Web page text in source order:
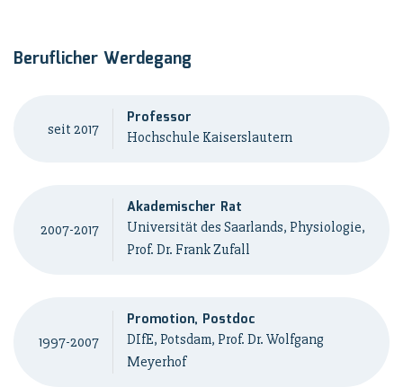
Beruflicher Werdegang
seit 2017
Professor
Hochschule Kaiserslautern
2007-2017
Akademischer Rat
Universität des Saarlands, Physiologie,
Prof. Dr. Frank Zufall
1997-2007
Promotion, Postdoc
DIfE, Potsdam, Prof. Dr. Wolfgang
Meyerhof